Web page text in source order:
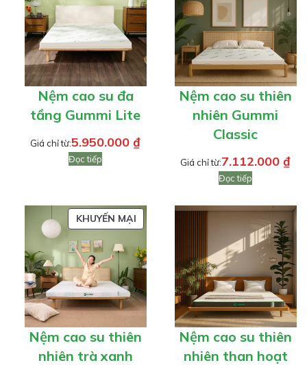
Nệm cao su đa
tầng Gummi Lite
Giá chỉ từ:5.950.000 ₫
Đọc tiếp
GIÁ
Nệm cao su thiên
nhiên Gummi
Classic
Giá chỉ từ:7.112.000 ₫
Đọc tiếp
KHUYẾN MẠISẢN
PHẨM
ĐANG
GIẢM
GIÁ
Nệm cao su thiên
nhiên trà xanh
Nệm cao su thiên
nhiên than hoạt